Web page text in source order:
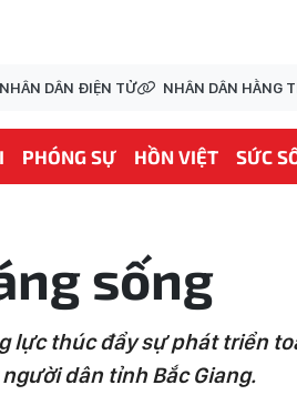
NHÂN DÂN ĐIỆN TỬ NHÂN DÂN HẰNG
PHÓNG SỰ HỒN VIỆT SỨC
sống
lực thúc đẩy sự phát triển
dân tỉnh Bắc Giang.